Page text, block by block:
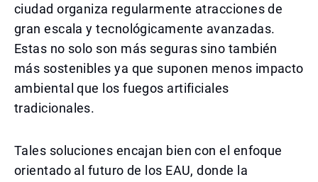
ciudad organiza regularmente atracciones de
gran escala y tecnológicamente avanzadas.
Estas no solo son más seguras sino también
más sostenibles ya que suponen menos impacto
ambiental que los fuegos artificiales
tradicionales.
Tales soluciones encajan bien con el enfoque
orientado al futuro de los EAU, donde la